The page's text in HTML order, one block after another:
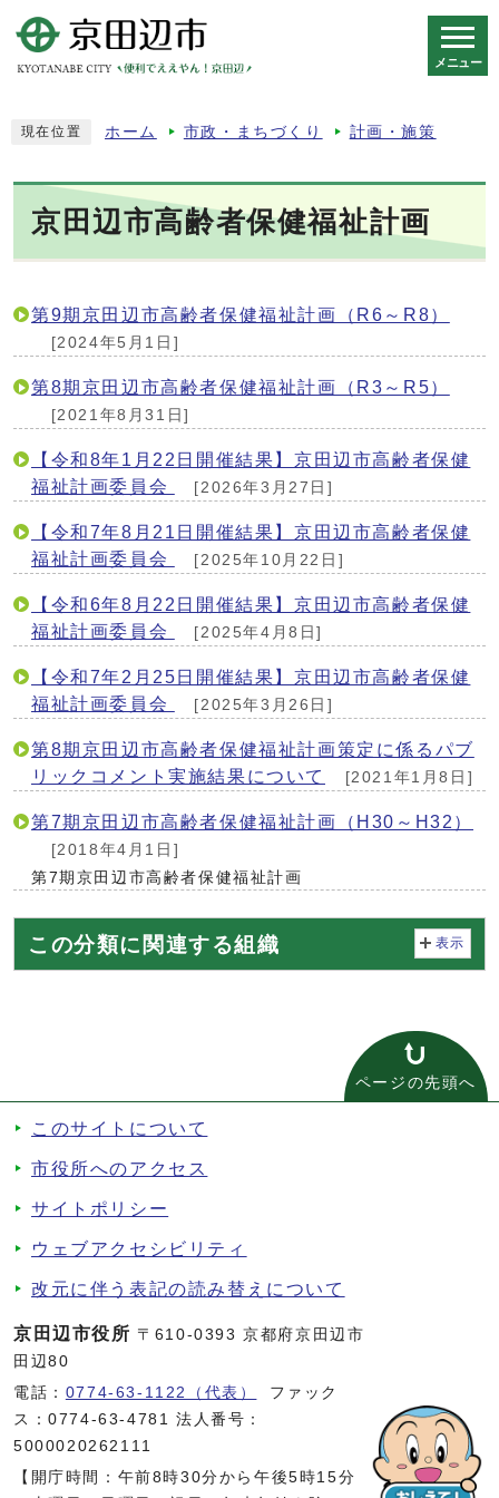
メニュー
現在位置 ホーム 市政・まちづくり 計画・施策
京田辺市高齢者保健福祉計画
第9期京田辺市高齢者保健福祉計画（R6～R8）
[2024年5月1日]
第8期京田辺市高齢者保健福祉計画（R3～R5）
[2021年8月31日]
【令和8年1月22日開催結果】京田辺市高齢者保健
福祉計画委員会
[2026年3月27日]
【令和7年8月21日開催結果】京田辺市高齢者保健
福祉計画委員会
[2025年10月22日]
【令和6年8月22日開催結果】京田辺市高齢者保健
福祉計画委員会
[2025年4月8日]
【令和7年2月25日開催結果】京田辺市高齢者保健
福祉計画委員会
[2025年3月26日]
第8期京田辺市高齢者保健福祉計画策定に係るパブ
リックコメント実施結果について
[2021年1月8日]
第7期京田辺市高齢者保健福祉計画（H30～H32）
[2018年4月1日]
第7期京田辺市高齢者保健福祉計画
この分類に関連する組織 表示
ページの先頭へ
このサイトについて
市役所へのアクセス
サイトポリシー
ウェブアクセシビリティ
改元に伴う表記の読み替えについて
京田辺市役所 〒610-0393 京都府京田辺市
田辺80
電話： 0774-63-1122（代表）
ファック
ス：0774-63-4781 法人番号：
5000020262111
【開庁時間：午前8時30分から午後5時15分